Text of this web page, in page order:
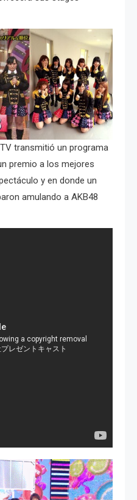
transmitió un programa
premio a los mejores
y en donde un
amulando a AKB48